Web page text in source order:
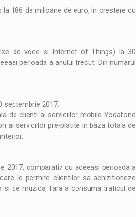
186 de milioane de euro, in crestere cu
de voce si Internet of Things) la 30
perioada a anului trecut. Din numarul
septembrie 2017.
de clienti ai serviciilor mobile Vodafone
ai serviciilor pre-platite in baza totala de
2017, comparativ cu aceeasi perioada a
le permite clientilor sa achizitioneze
si de muzica, fara a consuma traficul de